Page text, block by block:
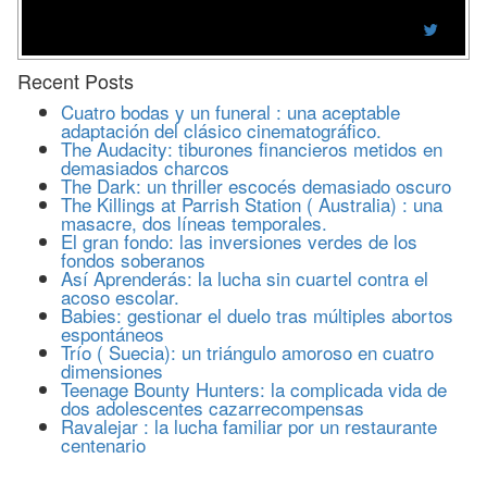
Recent Posts
Cuatro bodas y un funeral : una aceptable
adaptación del clásico cinematográfico.
The Audacity: tiburones financieros metidos en
demasiados charcos
The Dark: un thriller escocés demasiado oscuro
The Killings at Parrish Station ( Australia) : una
masacre, dos líneas temporales.
El gran fondo: las inversiones verdes de los
fondos soberanos
Así Aprenderás: la lucha sin cuartel contra el
acoso escolar.
Babies: gestionar el duelo tras múltiples abortos
espontáneos
Trío ( Suecia): un triángulo amoroso en cuatro
dimensiones
Teenage Bounty Hunters: la complicada vida de
dos adolescentes cazarrecompensas
Ravalejar : la lucha familiar por un restaurante
centenario